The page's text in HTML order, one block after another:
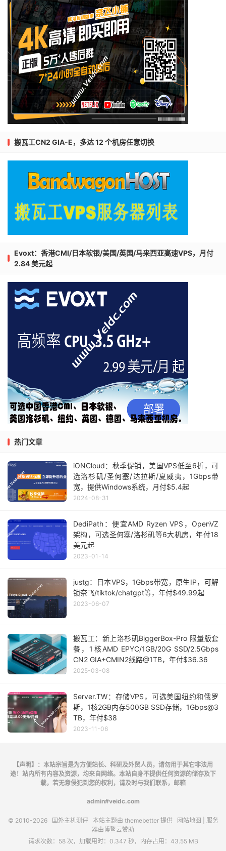
搬瓦工CN2 GIA-E，多达 12 个机房任意切换
Evoxt：香港CMI/日本软银/美国/英国/马来西亚高速VPS，月付
2.84 美元起
热门文章
iONCloud：秋季促销，美国VPS低至6折，可
选洛杉矶/圣何塞/达拉斯/夏威夷，1Gbps带
宽，提供Windows系统，月付$5.4起
2024-08-31
DediPath：便宜AMD Ryzen VPS，OpenVZ
架构，可选圣何塞/洛杉矶等6大机房，年付18
美元起
2023-01-14
justg：日本VPS，1Gbps带宽，原生IP，可解
锁奈飞/tiktok/chatgpt等，年付$49.99起
2023-06-07
搬瓦工：新上洛杉矶BiggerBox-Pro 限量版套
餐，1核AMD EPYC/1GB/20G SSD/2.5Gbps
CN2 GIA+CMIN2线路@1TB，年付$36.36
2025-03-08
Server.TW：存储VPS，可选美国纽约和俄罗
斯，1核2GB内存500GB SSD存储，1Gbps@3
TB，年付$38
2023-11-06
【声明】：本站宗旨是为方便站长、科研及外贸人员，请勿用于其它非法用
途！站内所有内容及资源，均来自网络。本站自身不提供任何资源的储存及下
载，若无意侵犯到您的权利，请及时与我们联系，邮箱
admin#veidc.com
© 2010-2026 国外主机测评本站主题由 themebetter提供 网站地图 | 服务
器由博鳌云赞助
请求次数：58 次，加载用时：0.347 秒，内存占用：43.55 MB